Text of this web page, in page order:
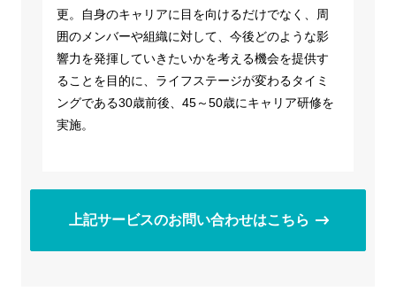
更。自身のキャリアに目を向けるだけでなく、周
囲のメンバーや組織に対して、今後どのような影
響力を発揮していきたいかを考える機会を提供す
ることを目的に、ライフステージが変わるタイミ
ングである30歳前後、45～50歳にキャリア研修を
実施。
上記サービスのお問い合わせはこちら